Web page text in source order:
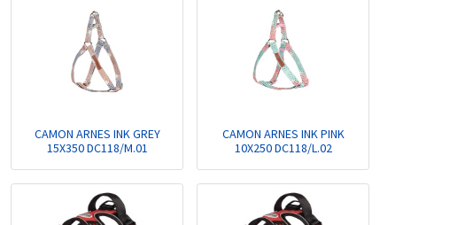
CAMON ARNES INK GREY
15X350 DC118/M.01
CAMON ARNES INK PINK
10X250 DC118/L.02